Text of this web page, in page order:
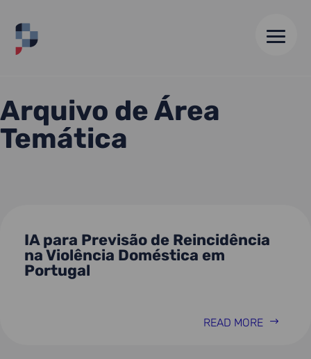
HOME
Arquivo de Área
Temática
IA para Previsão de Reincidência
na Violência Doméstica em
Portugal
READ MORE